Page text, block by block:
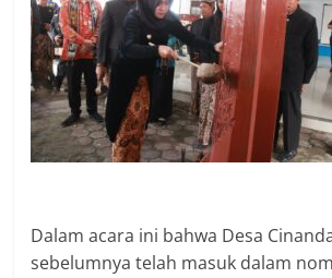
Dalam acara ini bahwa Desa
sebelumnya telah masuk dalam